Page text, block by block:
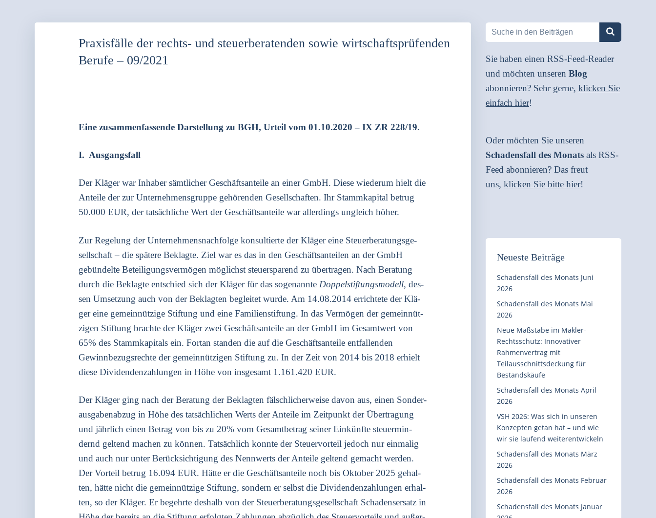
Praxisfälle der rechts- und steuerberatenden sowie wirtschaftsprüfenden
Berufe – 09/2021
Eine zusam­men­fas­sen­de Dar­stel­lung zu BGH, Urteil vom 01.10.2020 – IX ZR 228/19.
I. Aus­gangs­fall
Der Klä­ger war Inha­ber sämt­li­cher Geschäfts­an­tei­le an einer GmbH. Die­se wie­der­um hielt die
Antei­le der zur Unter­neh­mens­grup­pe gehö­ren­den Gesell­schaf­ten. Ihr Stamm­ka­pi­tal betrug
50.000 EUR, der tat­säch­li­che Wert der Geschäfts­an­tei­le war aller­dings ungleich höher.
Zur Rege­lung der Unter­neh­mens­nach­fol­ge kon­sul­tier­te der Klä­ger eine Steu­er­be­ra­tungs­ge­
sell­schaft – die spä­te­re Beklag­te. Ziel war es das in den Geschäfts­an­tei­len an der GmbH
gebün­del­te Betei­li­gungs­ver­mö­gen mög­lichst steu­er­spa­rend zu über­tra­gen. Nach Bera­tung
durch die Beklag­te ent­schied sich der Klä­ger für das soge­nann­te Dop­pel­stif­tungs­mo­dell, des­
sen Umset­zung auch von der Beklag­ten beglei­tet wur­de. Am 14.08.2014 errich­te­te der Klä­
ger eine gemein­nüt­zi­ge Stif­tung und eine Fami­li­en­stif­tung. In das Ver­mö­gen der gemein­nüt­
zi­gen Stif­tung brach­te der Klä­ger zwei Geschäfts­an­tei­le an der GmbH im Gesamt­wert von
65% des Stamm­ka­pi­tals ein. Fort­an stan­den die auf die Geschäfts­an­tei­le ent­fal­len­den
Gewinn­be­zugs­rech­te der gemein­nüt­zi­gen Stif­tung zu. In der Zeit von 2014 bis 2018 erhielt
die­se Divi­den­den­zah­lun­gen in Höhe von ins­ge­samt 1.161.420 EUR.
Der Klä­ger ging nach der Bera­tung der Beklag­ten fälsch­li­cher­wei­se davon aus, einen Son­der­
aus­ga­ben­ab­zug in Höhe des tat­säch­li­chen Werts der Antei­le im Zeit­punkt der Über­tra­gung
und jähr­lich einen Betrag von bis zu 20% vom Gesamt­be­trag sei­ner Ein­künf­te steu­er­min­
dernd gel­tend machen zu kön­nen. Tat­säch­lich konn­te der Steu­er­vor­teil jedoch nur ein­ma­lig
und auch nur unter Berück­sich­ti­gung des Nenn­werts der Antei­le gel­tend gemacht wer­den.
Der Vor­teil betrug 16.094 EUR. Hät­te er die Geschäfts­an­tei­le noch bis Okto­ber 2025 gehal­
ten, hät­te nicht die gemein­nüt­zi­ge Stif­tung, son­dern er selbst die Divi­den­den­zah­lun­gen erhal­
ten, so der Klä­ger. Er begehr­te des­halb von der Steu­er­be­ra­tungs­ge­sell­schaft Scha­dens­er­satz in
Sie haben einen RSS-Feed-Reader
und möchten unseren Blog
abonnieren? Sehr gerne, klicken Sie
einfach hier!
Oder möchten Sie unseren
Schadensfall des Monats als RSS-
Feed abonnieren? Das freut
uns, klicken Sie bitte hier!
Neueste Beiträge
Schadensfall des Monats Juni
2026
Schadensfall des Monats Mai
2026
Neue Maßstäbe im Makler-
Rechtsschutz: Innovativer
Rahmenvertrag mit
Teilausschnittsdeckung für
Bestandskäufe
Schadensfall des Monats April
2026
VSH 2026: Was sich in unseren
Konzepten getan hat – und wie
wir sie laufend weiterentwickeln
Schadensfall des Monats März
2026
Schadensfall des Monats Februar
2026
Schadensfall des Monats Januar